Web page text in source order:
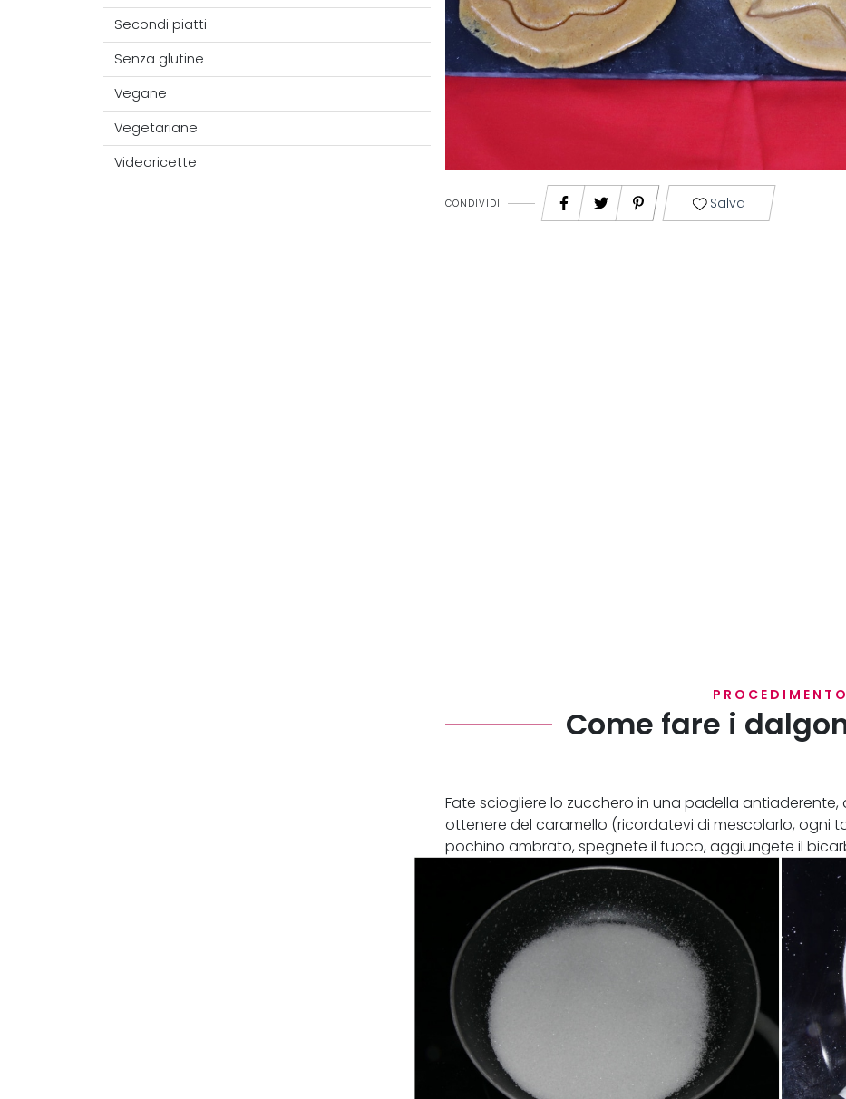
Secondi piatti
Senza glutine
Vegane
Vegetariane
Videoricette
CONDIVIDI Salva
PROCEDIMENTO
Come fare i
Fate sciogliere lo zucchero in una padella
ottenere del caramello (ricordatevi di mescolarlo, ogni
pochino ambrato, spegnete il fuoco, aggiungete il
fino ad ottenere un composto omogeneo.